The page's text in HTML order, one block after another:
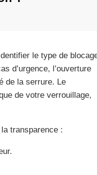
le type de
d’urgence, l’ouverture
de la serrure. Le
de votre verrouillage,
transparence :